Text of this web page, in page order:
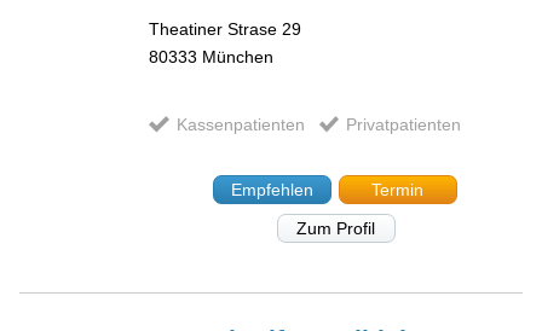
Theatiner Strase 29
80333 München
Kassenpatienten Privatpatienten
Empfehlen
Termin
Zum Profil